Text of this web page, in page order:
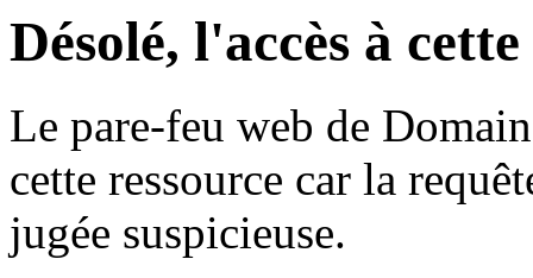
Désolé, l'accès à
Le pare-feu web de
cette ressource car la
jugée suspicieuse.